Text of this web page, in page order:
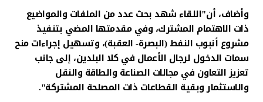
وأضاف، أن"اللقاء شهد بحث عدد من الملفات والمواضيع
ذات الاهتمام المشترك، وفي مقدمتها المضي بتنفيذ
مشروع أنبوب النفط (البصرة- العقبة)، وتسهيل إجراءات منح
سمات الدخول لرجال الأعمال في كلا البلدين، إلى جانب
تعزيز التعاون في مجالات الصناعة والطاقة والنقل
والاستثمار وبقية القطاعات ذات المصلحة المشتركة".